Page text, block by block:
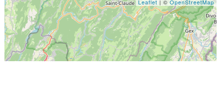
Leaflet | ©OpenStreetMap